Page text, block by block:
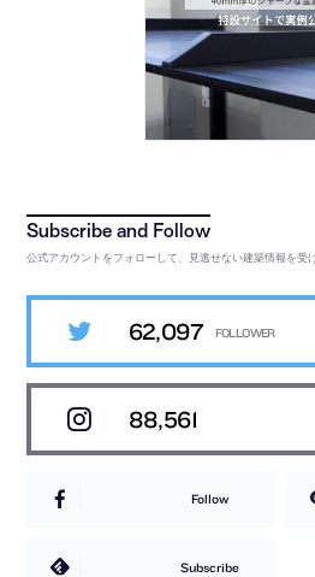
公式アカウントをフォローして、見逃せない建築情報を受
62,097
88,561
Follow
Subscribe